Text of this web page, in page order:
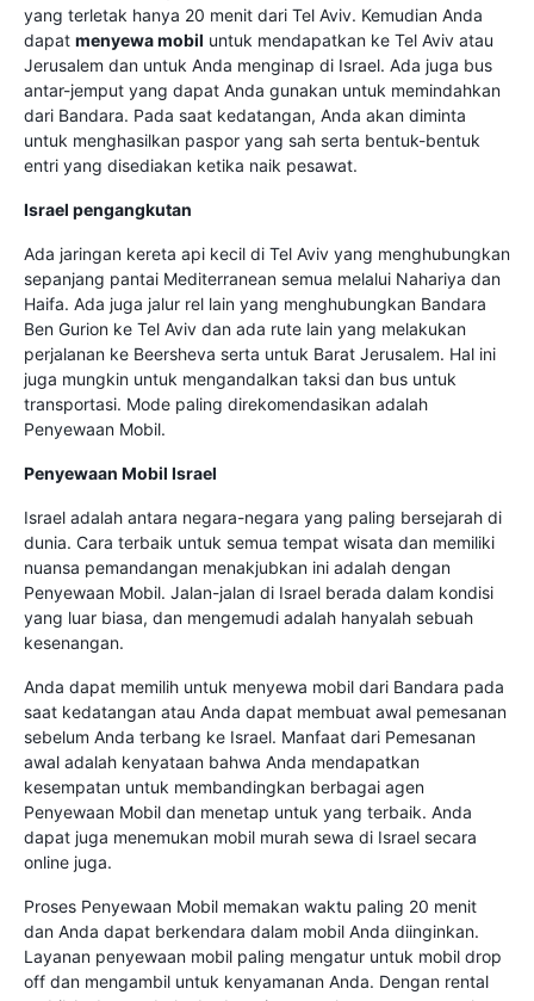
yang terletak hanya 20 menit dari Tel Aviv. Kemudian Anda
dapat menyewa mobil untuk mendapatkan ke Tel Aviv atau
Jerusalem dan untuk Anda menginap di Israel. Ada juga bus
antar-jemput yang dapat Anda gunakan untuk memindahkan
dari Bandara. Pada saat kedatangan, Anda akan diminta
untuk menghasilkan paspor yang sah serta bentuk-bentuk
entri yang disediakan ketika naik pesawat.
Israel pengangkutan
Ada jaringan kereta api kecil di Tel Aviv yang menghubungkan
sepanjang pantai Mediterranean semua melalui Nahariya dan
Haifa. Ada juga jalur rel lain yang menghubungkan Bandara
Ben Gurion ke Tel Aviv dan ada rute lain yang melakukan
perjalanan ke Beersheva serta untuk Barat Jerusalem. Hal ini
juga mungkin untuk mengandalkan taksi dan bus untuk
transportasi. Mode paling direkomendasikan adalah
Penyewaan Mobil.
Penyewaan Mobil Israel
Israel adalah antara negara-negara yang paling bersejarah di
dunia. Cara terbaik untuk semua tempat wisata dan memiliki
nuansa pemandangan menakjubkan ini adalah dengan
Penyewaan Mobil. Jalan-jalan di Israel berada dalam kondisi
yang luar biasa, dan mengemudi adalah hanyalah sebuah
kesenangan.
Anda dapat memilih untuk menyewa mobil dari Bandara pada
saat kedatangan atau Anda dapat membuat awal pemesanan
sebelum Anda terbang ke Israel. Manfaat dari Pemesanan
awal adalah kenyataan bahwa Anda mendapatkan
kesempatan untuk membandingkan berbagai agen
Penyewaan Mobil dan menetap untuk yang terbaik. Anda
dapat juga menemukan mobil murah sewa di Israel secara
online juga.
Proses Penyewaan Mobil memakan waktu paling 20 menit
dan Anda dapat berkendara dalam mobil Anda diinginkan.
Layanan penyewaan mobil paling mengatur untuk mobil drop
off dan mengambil untuk kenyamanan Anda. Dengan rental